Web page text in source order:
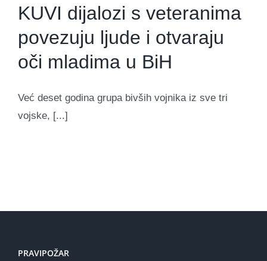
KUVI dijalozi s veteranima
povezuju ljude i otvaraju
oči mladima u BiH
Već deset godina grupa bivših vojnika iz sve tri
vojske, [...]
PRAVIPOŽAR